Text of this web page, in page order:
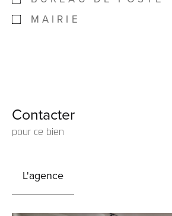
MAIRIE
Contacter
pour ce bien
L'agence